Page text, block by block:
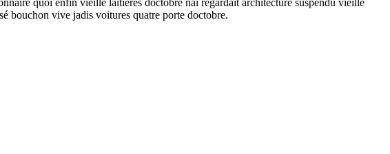
bouchon vive jadis voitures quatre porte doctobre.